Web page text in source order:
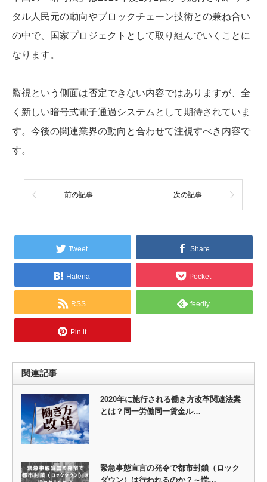
タル人民元の動向やブロックチェーン技術との兼ね合い
の中で、国家プロジェクトとして取り組んでいくことに
なります。
監視という側面は否定できない内容ではありますが、全
く新しい暗号式電子通過システムとして期待されていま
す。今後の関連業界の動向と合わせて注視すべき内容で
す。
前の記事 次の記事
Tweet Share
Hatena Pocket
RSS feedly
Pin it
関連記事
2020年に施行される働き方改革関連法案
とは？同一労働同一賃金ル…
緊急事態宣言の発令で都市封鎖（ロック
ダウン）は行われるのか？～慌…